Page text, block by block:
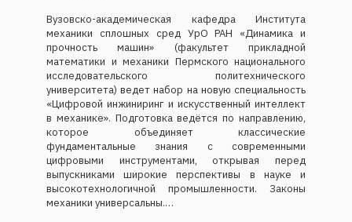
Вузовско-академическая кафедра Института
механики сплошных сред УрО РАН «Динамика и
прочность машин» (факультет прикладной
математики и механики Пермского национального
исследовательского политехнического
университета) ведет набор на новую специальность
«Цифровой инжиниринг и искусственный интеллект
в механике». Подготовка ведётся по направлению,
которое объединяет классические
фундаментальные знания с современными
цифровыми инструментами, открывая перед
выпускниками широкие перспективы в науке и
высокотехнологичной промышленности. Законы
механики универсальны.…